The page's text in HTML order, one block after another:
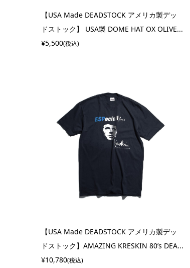
【USA Made DEADSTOCK アメリカ製デッ
ドストック】 USA製 DOME HAT OX OLIVE...
¥5,500(税込)
【USA Made DEADSTOCK アメリカ製デッ
ドストック】AMAZING KRESKIN 80’s DEA...
¥10,780(税込)